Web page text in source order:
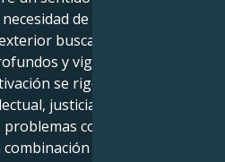
de arreglar el
busca seguridad
y vigorizantes, el
se rige por un deseo
justicia social y el
con un enfoque
crea un